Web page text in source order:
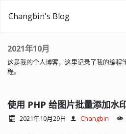
Changbin's Blog
2021年10月
这是我的个人博客，这里记录了我的编程
程。
使用 PHP 给图片批量添加水
2021年10月29日 Changbin